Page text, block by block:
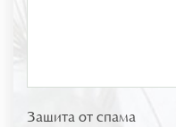
Защита от спама